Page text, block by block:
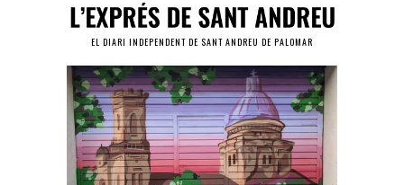
EL DIARI INDEPENDENT DE SANT ANDREU DE PALOMAR